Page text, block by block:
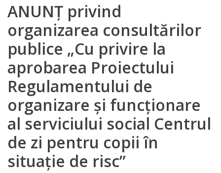
Subdiviziuni/Servicii
Structura
Strategia
Orarul
audienței
Managementul
instituției
ANUNŢ privind
organizarea consultărilor
publice „Cu privire la
aprobarea Proiectului
Regulamentului de
organizare și funcționare
al serviciului social Centrul
de zi pentru copii în
situație de risc”